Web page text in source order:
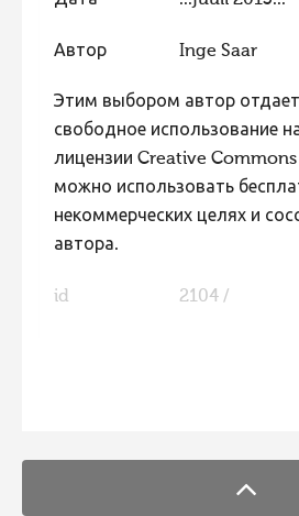
Автор Inge Saar
Этим выбором автор
свободное использование
лицензии Creative
можно использовать
некоммерческих целях и
автора.
id 2104 /